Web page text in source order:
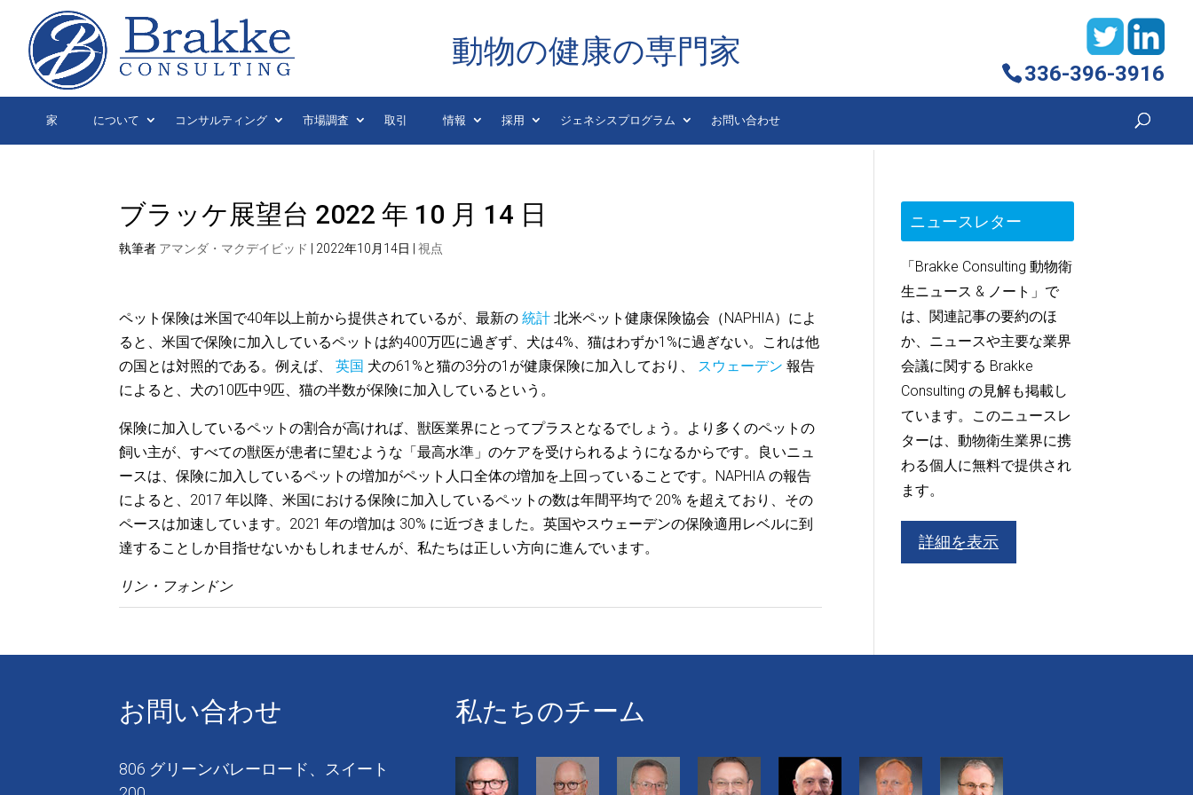
動物の健康の専門家
336-396-3916
家 について コンサルティング 市場調査 取引 情報 採用 ジェネシスプログラム お問い合わせ
ブラッケ展望台 2022 年 10 月 14 日
執筆者 アマンダ・マクデイビッド 2022年10月14日 |視点
ペット保険は米国で40年以上前から提供されているが、最新の統計 北米ペット健康保険協会（NAPHIA）によ
ると、米国で保険に加入しているペットは約400万匹に過ぎず、犬は4%、猫はわずか1%に過ぎない。これは他
の国とは対照的である。例えば、英国 犬の61%と猫の3分の1が健康保険に加入しており、 スウェーデン 報告
によると、犬の10匹中9匹、猫の半数が保険に加入しているという。
保険に加入しているペットの割合が高ければ、獣医業界にとってプラスとなるでしょう。より多くのペットの
飼い主が、すべての獣医が患者に望むような「最高水準」のケアを受けられるようになるからです。良いニュ
ースは、保険に加入しているペットの増加がペット人口全体の増加を上回っていることです。NAPHIA の報告
によると、2017 年以降、米国における保険に加入しているペットの数は年間平均で 20% を超えており、その
ペースは加速しています。2021 年の増加は 30% に近づきました。英国やスウェーデンの保険適用レベルに到
達することしか目指せないかもしれませんが、私たちは正しい方向に進んでいます。
リン・フォンドン
ニュースレター
「Brakke Consulting 動物衛
生ニュース & ノート」で
は、関連記事の要約のほ
か、ニュースや主要な業界
会議に関する Brakke
Consulting の見解も掲載し
ています。このニュースレ
ターは、動物衛生業界に携
わる個人に無料で提供され
ます。
詳細を表示
お問い合わせ
806 グリーンバレーロード、スイート
私たちのチーム